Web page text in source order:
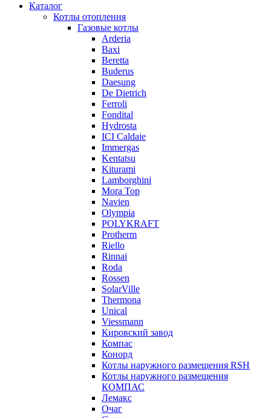
Каталог
Котлы отопления
Газовые котлы
Arderia
Baxi
Beretta
Buderus
Daesung
De Dietrich
Ferroli
Fondital
Hydrosta
ICI Caldaie
Immergas
Kentatsu
Kiturami
Lamborghini
Mora Top
Navien
Olympia
POLYKRAFT
Protherm
Riello
Rinnai
Roda
Rossen
SolarVille
Thermona
Unical
Viessmann
Кировский завод
Компас
Конорд
Котлы наружного размещения RSH
Котлы наружного размещения
КОМПАС
Лемакс
Очаг